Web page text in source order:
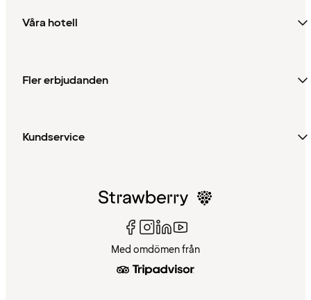
Våra hotell
Fler erbjudanden
Kundservice
Med omdömen från